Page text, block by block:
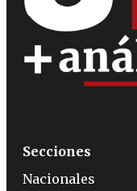
Secciones
Nacionales